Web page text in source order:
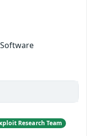
Research Team